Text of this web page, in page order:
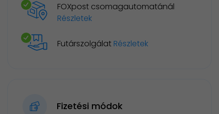
FOXpost csomagautomatánál
Részletek
Futárszolgálat Részletek
Fizetési módok